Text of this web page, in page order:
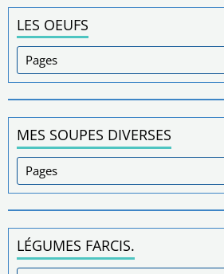
LES OEUFS
MES SOUPES DIVERSES
LÉGUMES FARCIS.